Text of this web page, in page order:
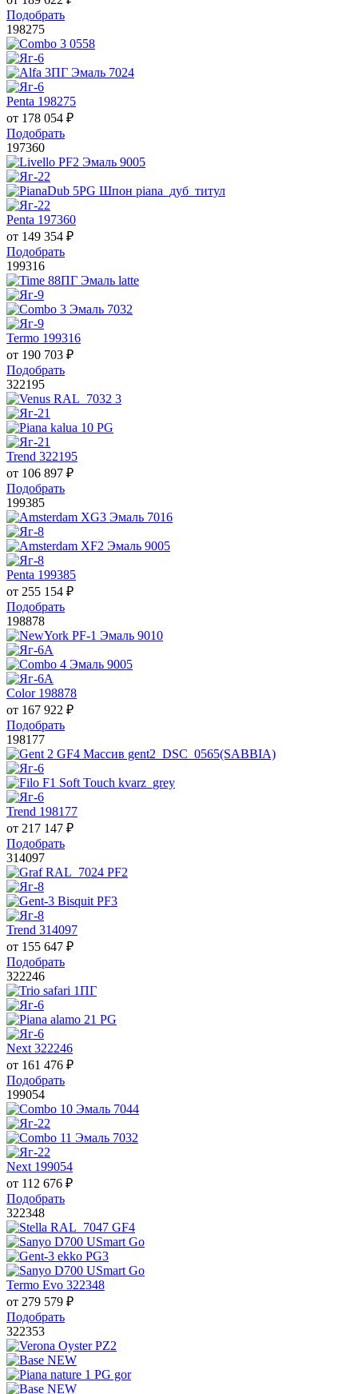
Подобрать
198275
Penta 198275
от 178 054 ₽
Подобрать
197360
Penta 197360
от 149 354 ₽
Подобрать
199316
Termo 199316
от 190 703 ₽
Подобрать
322195
Trend 322195
от 106 897 ₽
Подобрать
199385
Penta 199385
от 255 154 ₽
Подобрать
198878
Color 198878
от 167 922 ₽
Подобрать
198177
Trend 198177
от 217 147 ₽
Подобрать
314097
Trend 314097
от 155 647 ₽
Подобрать
322246
Next 322246
от 161 476 ₽
Подобрать
199054
Next 199054
от 112 676 ₽
Подобрать
322348
Termo Evo 322348
от 279 579 ₽
Подобрать
322353